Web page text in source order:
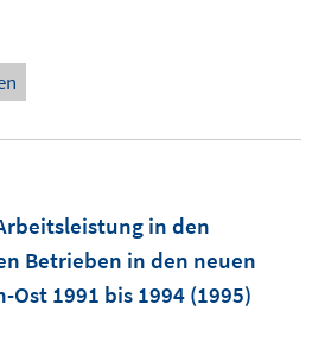
in den
Betrieben in den neuen
Ost 1991 bis 1994 (1995)